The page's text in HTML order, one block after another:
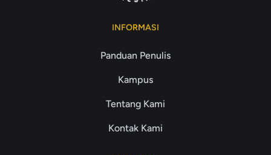
INFORMASI
Panduan Penulis
Kampus
Tentang Kami
Kontak Kami